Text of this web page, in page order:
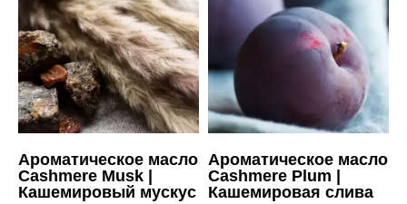
Ароматическое масло
Cashmere Musk |
Кашемировый мускус
Ароматическое масло
Cashmere Plum |
Кашемировая слива